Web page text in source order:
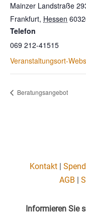
Mainzer Landstraße
Frankfurt, Hessen
Telefon
069 212-41515
Veranstaltungsort-
Beratungsangebot
Kontakt |
AGB |
Informieren Sie